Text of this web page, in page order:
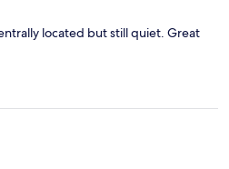
located but still quiet. Great